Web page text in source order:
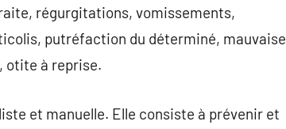
régurgitations, vomissements,
putréfaction du déterminé, mauvaise
otite à reprise.
et manuelle. Elle consiste à prévenir et